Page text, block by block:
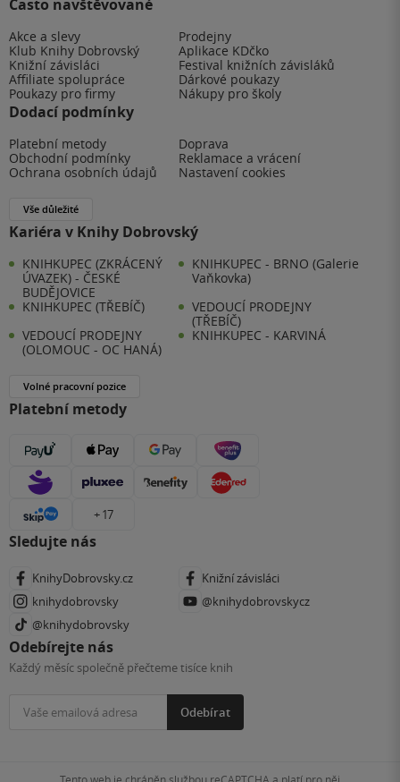
Často navštěvované
Akce a slevy
Prodejny
Klub Knihy Dobrovský
Aplikace KDčko
Knižní závisláci
Festival knižních závisláků
Affiliate spolupráce
Dárkové poukazy
Poukazy pro firmy
Nákupy pro školy
Dodací podmínky
Platební metody
Doprava
Obchodní podmínky
Reklamace a vrácení
Ochrana osobních údajů
Nastavení cookies
Vše důležité
Kariéra v Knihy Dobrovský
KNIHKUPEC (ZKRÁCENÝ
ÚVAZEK) - ČESKÉ
BUDĚJOVICE
KNIHKUPEC - BRNO (Galerie
Vaňkovka)
KNIHKUPEC (TŘEBÍČ)
VEDOUCÍ PRODEJNY
(TŘEBÍČ)
VEDOUCÍ PRODEJNY
(OLOMOUC - OC HANÁ)
KNIHKUPEC - KARVINÁ
Volné pracovní pozice
Platební metody
+ 17
Sledujte nás
KnihyDobrovsky.cz
Knižní závisláci
knihydobrovsky
@knihydobrovskycz
@knihydobrovsky
Odebírejte nás
Každý měsíc společně přečteme tisíce knih
Odebírat